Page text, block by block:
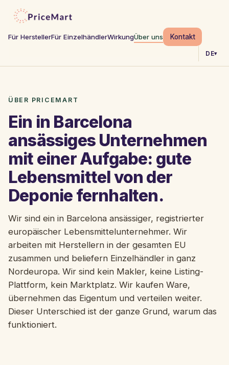
Für HerstellerFür EinzelhändlerWirkungÜber uns Kontakt
DE▾
ÜBER PRICEMART
Ein in Barcelona
ansässiges Unternehmen
mit einer Aufgabe: gute
Lebensmittel von der
Deponie fernhalten.
Wir sind ein in Barcelona ansässiger, registrierter
europäischer Lebensmittelunternehmer. Wir
arbeiten mit Herstellern in der gesamten EU
zusammen und beliefern Einzelhändler in ganz
Nordeuropa. Wir sind kein Makler, keine Listing-
Plattform, kein Marktplatz. Wir kaufen Ware,
übernehmen das Eigentum und verteilen weiter.
Dieser Unterschied ist der ganze Grund, warum das
funktioniert.